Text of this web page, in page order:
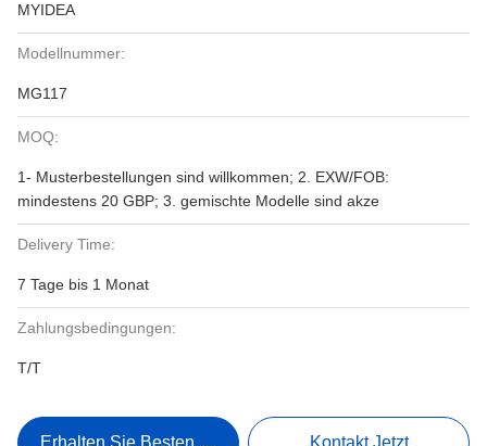
MYIDEA
Modellnummer:
MG117
MOQ:
1- Musterbestellungen sind willkommen; 2. EXW/FOB:
mindestens 20 GBP; 3. gemischte Modelle sind akze
Delivery Time:
7 Tage bis 1 Monat
Zahlungsbedingungen:
T/T
Erhalten Sie Besten Preis Kontakt Jetzt